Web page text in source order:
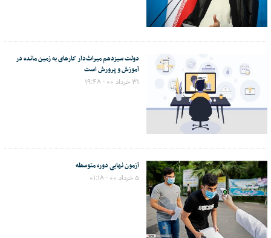
دولت سیزدهم میراث‌دار کارهای به زمین مانده در
آموزش و پرورش است
۳۱ خرداد ۰۰ - ۱۹:۴۸
آزمون نهایی دوره متوسطه
۵ خرداد ۰۰ - ۰۱:۱۸